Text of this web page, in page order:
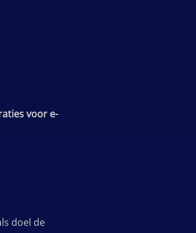
voor e-
doel de